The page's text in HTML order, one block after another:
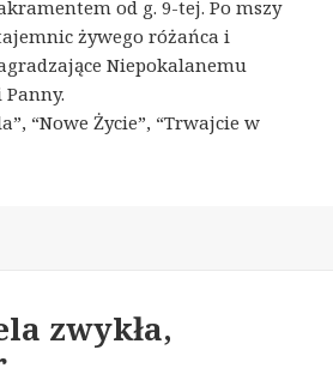
od g. 9-tej. Po mszy
żywego różańca i
Niepokalanemu
“Nowe Życie”, “Trwajcie w
zwykła,